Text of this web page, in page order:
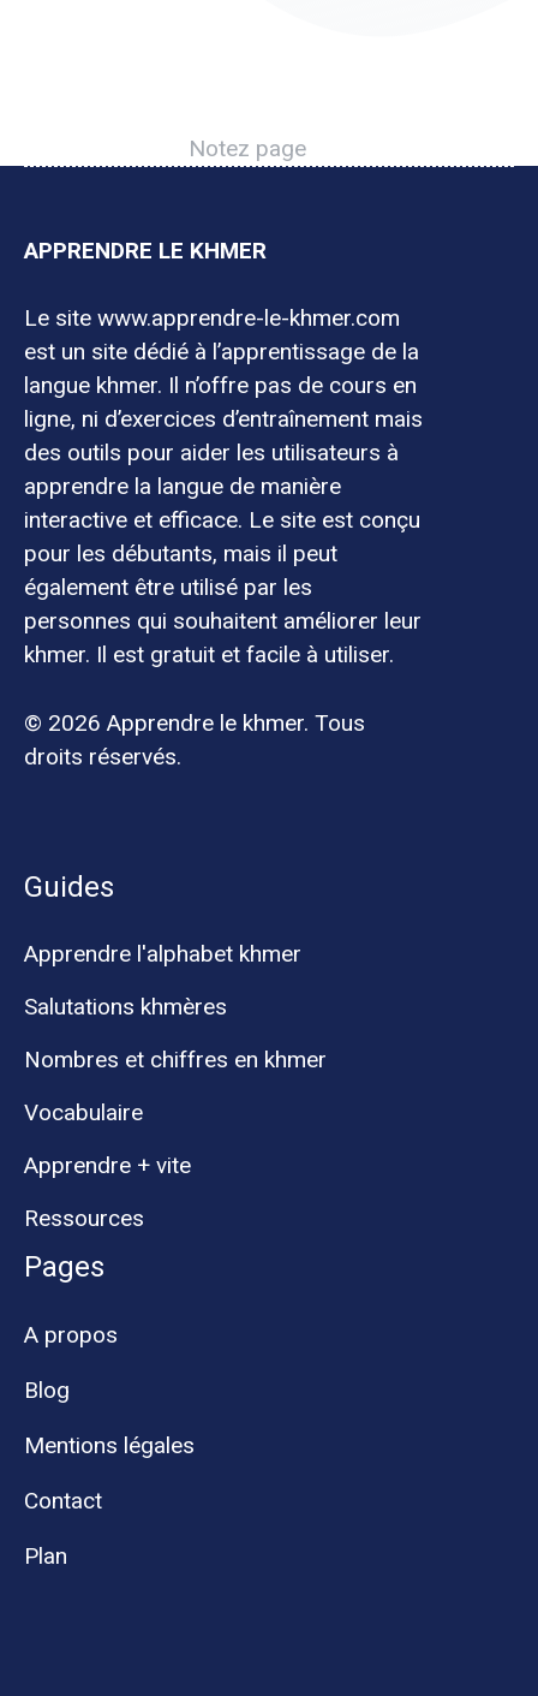
Notez page
APPRENDRE LE KHMER
Le site www.apprendre-le-khmer.com
est un site dédié à l’apprentissage de la
langue khmer. Il n’offre pas de cours en
ligne, ni d’exercices d’entraînement mais
des outils pour aider les utilisateurs à
apprendre la langue de manière
interactive et efficace. Le site est conçu
pour les débutants, mais il peut
également être utilisé par les
personnes qui souhaitent améliorer leur
khmer. Il est gratuit et facile à utiliser.
© 2026 Apprendre le khmer. Tous
droits réservés.
Guides
Apprendre l'alphabet khmer
Salutations khmères
Nombres et chiffres en khmer
Vocabulaire
Apprendre + vite
Ressources
Pages
A propos
Blog
Mentions légales
Contact
Plan